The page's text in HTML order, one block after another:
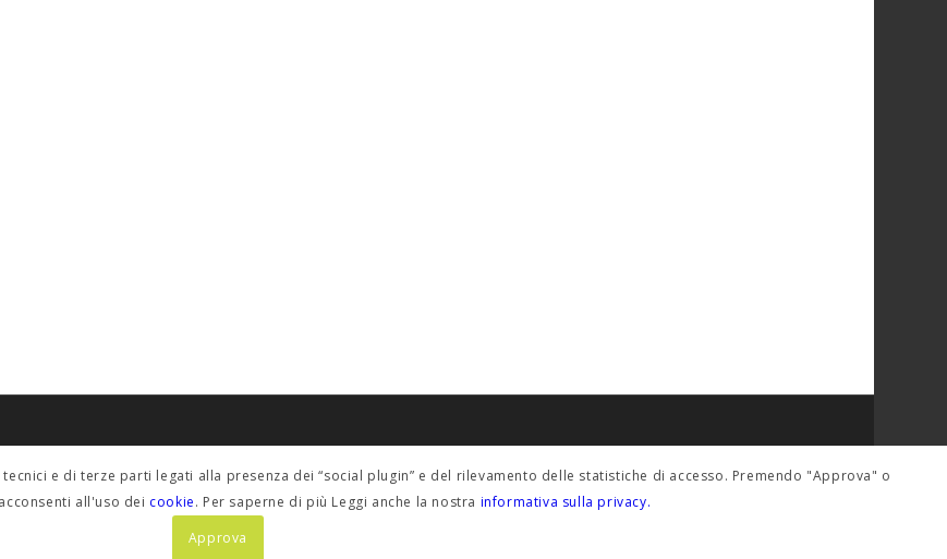
POLICY PRIVACY
Informativa estesa
e di terze parti legati alla presenza dei “social plugin” e del rilevamento delle statistiche di accesso. Premendo "Approva" o
all'uso dei cookie. Per saperne di più Leggi anche la nostra informativa sulla privacy.
Approva